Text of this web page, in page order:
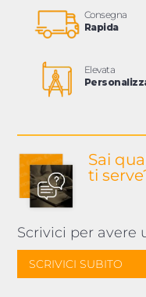
Consegna
Rapida
Elevata
Sai
ti
Scrivici per avere
SCRIVICI SUBITO